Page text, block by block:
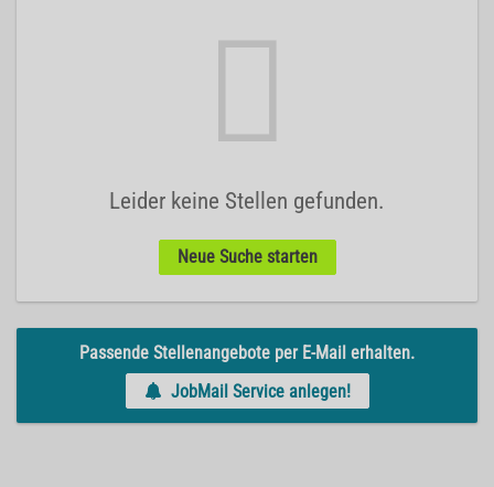
Leider keine Stellen gefunden.
Neue Suche starten
Passende Stellenangebote per E-Mail erhalten.
JobMail Service anlegen!